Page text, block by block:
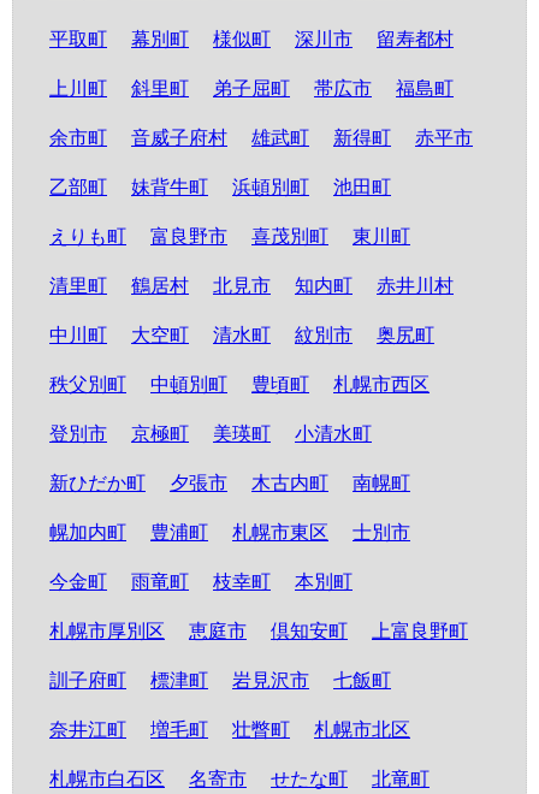
平取町 幕別町 様似町 深川市 留寿都村
上川町 斜里町 弟子屈町 帯広市 福島町
余市町 音威子府村 雄武町 新得町 赤平市
乙部町 妹背牛町 浜頓別町 池田町
えりも町 富良野市 喜茂別町 東川町
清里町 鶴居村 北見市 知内町 赤井川村
中川町 大空町 清水町 紋別市 奥尻町
秩父別町 中頓別町 豊頃町 札幌市西区
登別市 京極町 美瑛町 小清水町
新ひだか町 夕張市 木古内町 南幌町
幌加内町 豊浦町 札幌市東区 士別市
今金町 雨竜町 枝幸町 本別町
札幌市厚別区 恵庭市 倶知安町 上富良野町
訓子府町 標津町 岩見沢市 七飯町
奈井江町 増毛町 壮瞥町 札幌市北区
札幌市白石区 名寄市 せたな町 北竜町